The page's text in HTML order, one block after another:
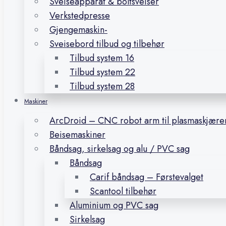
Verkstedpresse
Gjengemaskin-
Sveisebord tilbud og tilbehør
Tilbud system 16
Tilbud system 22
Tilbud system 28
Maskiner
ArcDroid – CNC robot arm til
Beisemaskiner
Båndsag, sirkelsag og alu / PVC sag
Båndsag
Carif båndsag – Førstevalget
Scantool tilbehør
Aluminium og PVC sag
Sirkelsag